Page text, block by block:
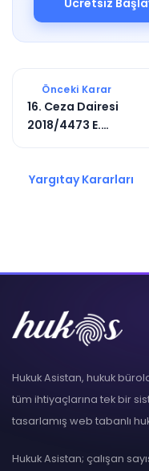
Ücretsiz
Önceki Karar
16. Ceza Dairesi
2018/4473 E.
Yargıtay Kararları
Hukuk Asistan, hukuk
tüm ihtiyaçlarına tek bir
tasarlamış web tabanlı
Hukuk Asistan; çalışan